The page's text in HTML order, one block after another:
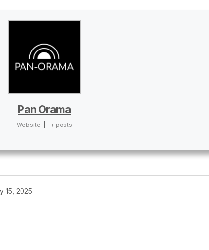
Pan Orama
Website + posts
15, 2025